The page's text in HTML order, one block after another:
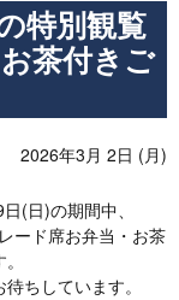
特別観覧
茶付きご
2026年3月 2日 (月)
(日)の期間中、
ード席お弁当・お茶
ちしています。